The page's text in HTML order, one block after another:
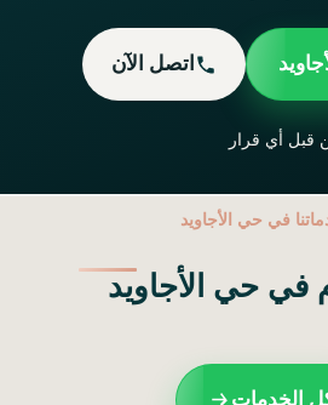
اتصل الآن
قبل أي قرار
في حي الأجاويد
في حي الأجاويد
الخدمات